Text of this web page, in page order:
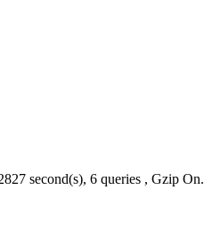
second(s), 6 queries , Gzip On.